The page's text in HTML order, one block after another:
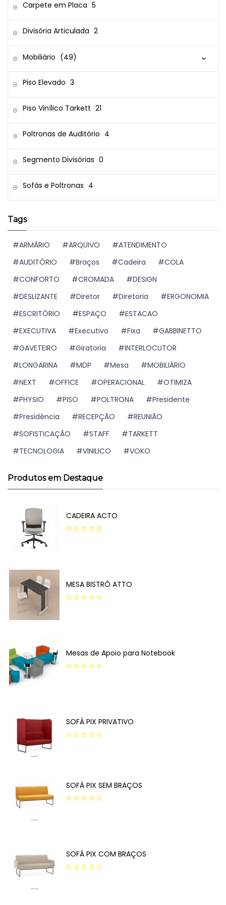
Carpete em Placa 5
Divisória Articulada 2
Mobiliário (49)
Piso Elevado 3
Piso Vinílico Tarkett 21
Poltronas de Auditório 4
Segmento Divisórias 0
Sofás e Poltronas 4
Tags
ARMÁRIO ARQUIVO
ATENDIMENTO
AUDITÓRIO
Braços Cadeira
COLA
CONFORTO
CROMADA
DESIGN
DESLIZANTE
Diretor Diretoria
ERGONOMIA
ESCRITÓRIO
ESPAÇO
ESTACAO
EXECUTIVA
Executivo Fixa
GABBINETTO
GAVETEIRO
Giratoria
INTERLOCUTOR
LONGARINA
MDP Mesa
MOBILIÁRIO
NEXT
OFFICE OPERACIONAL
OTIMIZA
PHYSIO
PISO POLTRONA
Presidente
Presidência
RECEPÇÃO
REUNIÃO
SOFISTICAÇÃO
STAFF
TARKETT
TECNOLOGIA
VINILICO VOKO
Produtos em Destaque
CADEIRA ACTO
MESA BISTRÔ ATTO
Mesas de Apoio para Notebook
SOFÁ PIX PRIVATIVO
SOFÁ PIX SEM BRAÇOS
SOFÁ PIX COM BRAÇOS